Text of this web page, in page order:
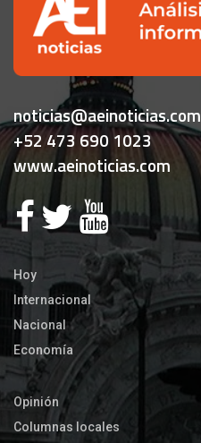
noticias@aeinoticias.com
+52 473 690 1023
www.aeinoticias.com
Hoy
Internacional
Nacional
Economía
Opinión
Columnas locales